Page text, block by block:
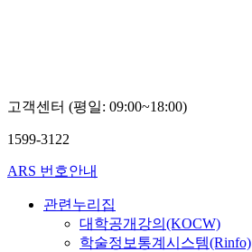
고객센터 (평일: 09:00~18:00)
1599-3122
ARS 번호안내
관련누리집
대학공개강의(KOCW)
학술정보통계시스템(Rinfo)